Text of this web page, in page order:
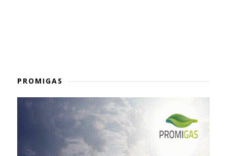
PROMIGAS